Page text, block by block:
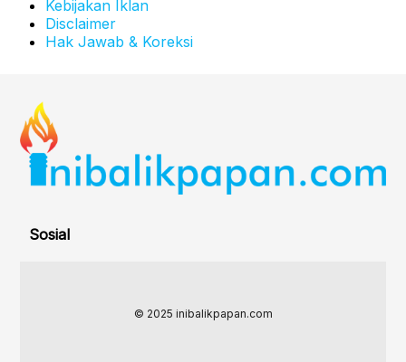
Kebijakan Iklan
Disclaimer
Hak Jawab & Koreksi
Sosial
© 2025 inibalikpapan.com